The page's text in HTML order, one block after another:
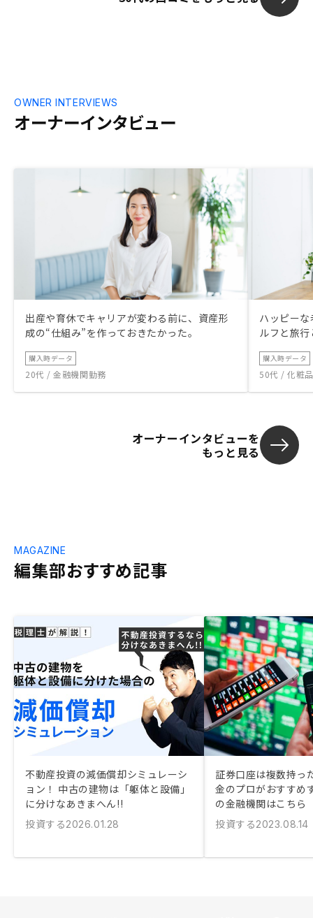
の点はもう少
オーナーインタビュー
OWNER INTERVIEWS
出産や育休でキャリアが変わる前に、資産形
成の“仕組み”を作っておきたかった。
購入時データ
20代 / 金融機関勤務
ハッピー
ルフと旅
購入時データ
50代 / 化粧
オーナーインタビューを
もっと見る
編集部おすすめ記事
MAGAZINE
不動産投資の減価償却シミュレーシ
ョン！ 中古の建物は「躯体と設備」
に分けなあきまへん!!
投資する2026.01.28
証券口座は複数持っ
金のプロがおすすめ
の金融機関はこちら
投資する2023.08.14